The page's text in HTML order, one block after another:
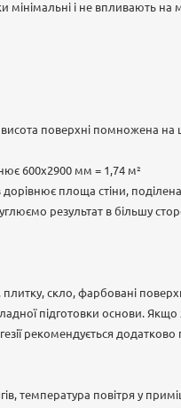
мінімальні і не впливають на
поверхні помножена
600х2900 мм = 1,74 м²
дорівнює площа стіни,
результат в більшу
скло, фарбовані
підготовки основи. Якщо
рекомендується додатково
температура повітря у